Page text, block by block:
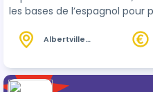
les bases de l’espagnol pour
utiliser les mots et
conversation de base.
Albertville